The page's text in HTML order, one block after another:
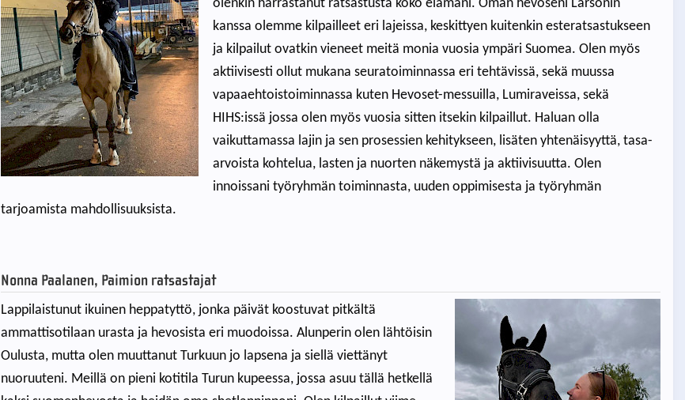
olenkin harrastanut ratsastusta koko elämäni. Oman hevoseni Larsonin
kanssa olemme kilpailleet eri lajeissa, keskittyen kuitenkin esteratsastukseen
ja kilpailut ovatkin vieneet meitä monia vuosia ympäri Suomea. Olen myös
aktiivisesti ollut mukana seuratoiminnassa eri tehtävissä, sekä muussa
vapaaehtoistoiminnassa kuten Hevoset-messuilla, Lumiraveissa, sekä
HIHS:issä jossa olen myös vuosia sitten itsekin kilpaillut. Haluan olla
vaikuttamassa lajin ja sen prosessien kehitykseen, lisäten yhtenäisyyttä, tasa-
arvoista kohtelua, lasten ja nuorten näkemystä ja aktiivisuutta. Olen
innoissani työryhmän toiminnasta, uuden oppimisesta ja työryhmän
tarjoamista mahdollisuuksista.
Nonna Paalanen, Paimion ratsastajat
Lappilaistunut ikuinen heppatyttö, jonka päivät koostuvat pitkältä
ammattisotilaan urasta ja hevosista eri muodoissa. Alunperin olen lähtöisin
Oulusta, mutta olen muuttanut Turkuun jo lapsena ja siellä viettänyt
nuoruuteni. Meillä on pieni kotitila Turun kupeessa, jossa asuu tällä hetkellä